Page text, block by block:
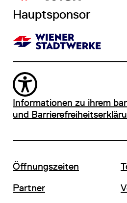
Hauptsponsor
Informationen zu ihrem
und
Öffnungszeiten
Partner